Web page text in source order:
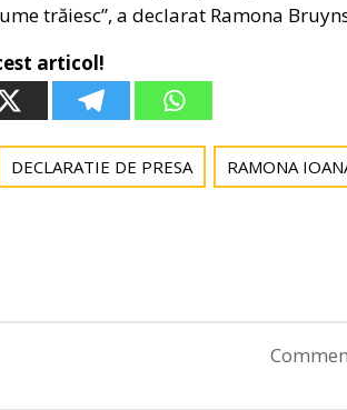
trăiesc”, a declarat Ramona
articol!
DECLARATIE DE PRESA RAMONA